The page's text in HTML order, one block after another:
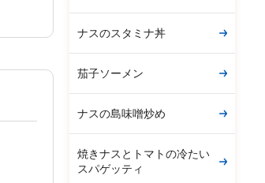
ナスのスタミナ丼
茄子ソーメン
ナスの島味噌炒め
焼きナスとトマトの冷たい
スパゲッティ